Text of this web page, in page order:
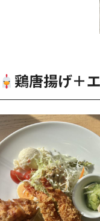
鶏唐揚げ＋